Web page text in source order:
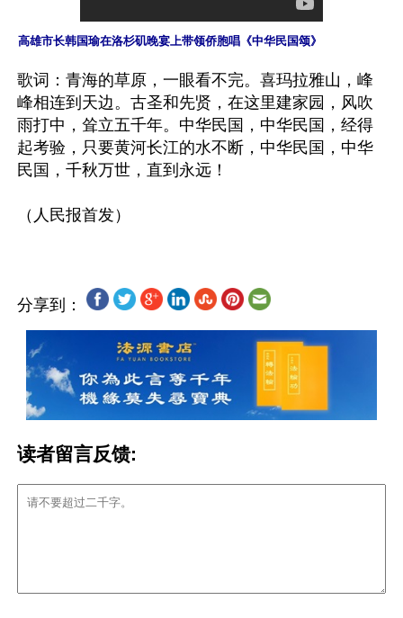
高雄市长韩国瑜在洛杉矶晚宴上带领侨胞唱《中华民国颂》
歌词：青海的草原，一眼看不完。喜玛拉雅山，峰
峰相连到天边。古圣和先贤，在这里建家园，风吹
雨打中，耸立五千年。中华民国，中华民国，经得
起考验，只要黄河长江的水不断，中华民国，中华
民国，千秋万世，直到永远！
分享到：
读者留言反馈: